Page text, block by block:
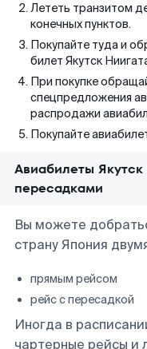
Лететь транзитом
конечных пунктов.
Покупайте туда и
билет Якутск
При покупке
спецпредложения
распродажи
Покупайте
Авиабилеты
пересадками
Вы можете
страну Япония
прямым рейсом
рейс с пересадкой
Иногда в
чартерные рейсы и